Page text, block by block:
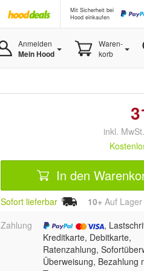
Mit Sicherheit bei
Hood einkaufen
Anmelden
Mein Hood
Waren-
korb
inkl.
In den
Sofort lieferbar 10+ Auf Lager
Zahlung
,
Kreditkarte, Debitkarte,
Ratenzahlung,
Überweisung, Bezahlung